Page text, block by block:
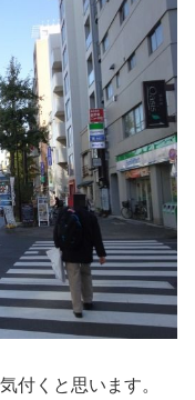
付くと思います。